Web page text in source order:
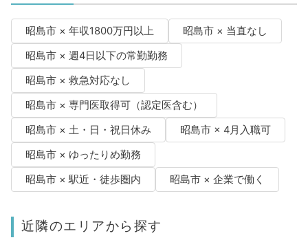
昭島市 × 年収1800万円以上
昭島市 × 当直なし
昭島市 × 週4日以下の常勤勤務
昭島市 × 救急対応なし
昭島市 × 専門医取得可（認定医含む）
昭島市 × 土・日・祝日休み
昭島市 × 4月入職可
昭島市 × ゆったりめ勤務
昭島市 × 駅近・徒歩圏内
昭島市 × 企業で働く
近隣のエリアから探す